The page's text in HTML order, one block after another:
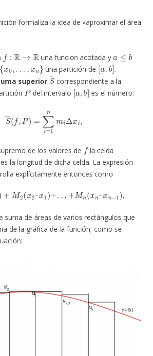
formaliza la idea de «aproximar el área
: →
una funcion acotada y
0, … ,x }
una partición de
[a ,b]
.
superior
S―
correspondiente a la
P
del intervalo
[a,b]
es el número:
=1
de los valores de la celda
es la longitud de dicha celda. La expresión
explícitamente entonces como
0 ) M2(x –x 1 + Mn( xn– n− .
suma de áreas de varios rectángulos que
de la gráfica de la función, como se